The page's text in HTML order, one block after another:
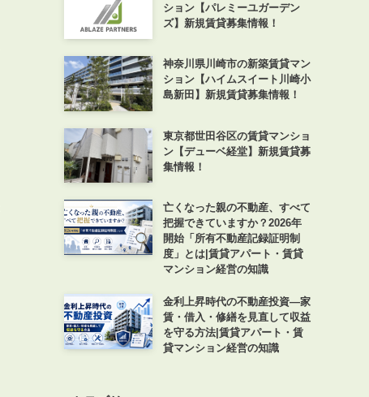
ション【パレミーユガーデン
ズ】新規賃貸募集情報！
神奈川県川崎市の新築賃貸マン
ション【ハイムスイート川崎小
島新田】新規賃貸募集情報！
東京都世田谷区の賃貸マンショ
ン【デューベ経堂】新規賃貸募
集情報！
亡くなった親の不動産、すべて
把握できていますか？2026年
開始「所有不動産記録証明制
度」とは|賃貸アパート・賃貸
マンション経営の知識
金利上昇時代の不動産投資―家
賃・借入・修繕を見直して収益
を守る方法|賃貸アパート・賃
貸マンション経営の知識